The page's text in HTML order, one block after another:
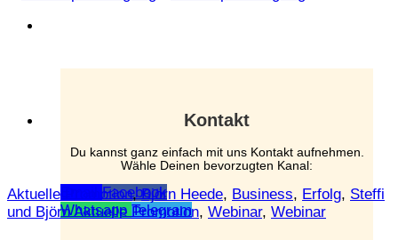
Kontakt
Du kannst ganz einfach mit uns Kontakt aufnehmen.
Wähle Deinen bevorzugten Kanal:
Facebook
Whatsapp Telegram
Aktuelle Promotion,Björn Heede, Business, Erfolg, Steffi
und Björn Aktuelle Promotion, Webinar, Webinar